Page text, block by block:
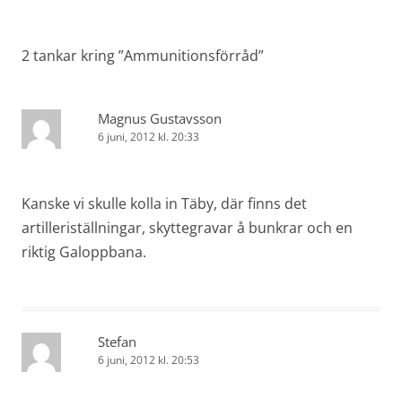
2 tankar kring ”Ammunitionsförråd”
Magnus Gustavsson
6 juni, 2012 kl. 20:33
Kanske vi skulle kolla in Täby, där finns det
artilleriställningar, skyttegravar å bunkrar och en
riktig Galoppbana.
Stefan
6 juni, 2012 kl. 20:53